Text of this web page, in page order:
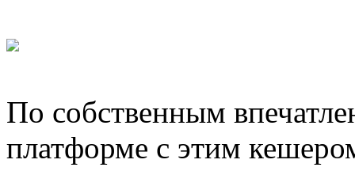
По собственным
платформе с этим